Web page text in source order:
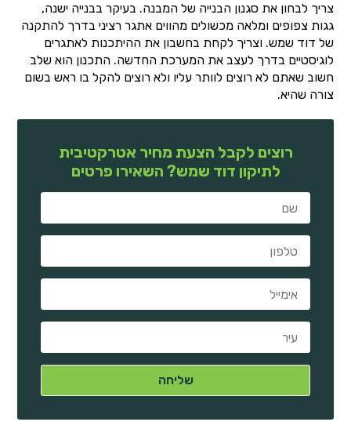
צריך לבחון את סגנון הבנייה של המבנה. בעיקר בבנייה ישנה,
גגות צפופים ומלאה מכשולים מהווים אתגר רציני בדרך להתקנה
של דוד שמש. וצריך לקחת בחשבון את ההיתכנות לאתגרים
לוגיסטיים בדרך לעצב את המערכת החדשה. התכנון הוא שלב
חשוב שאתם לא רוצים לוותר עליו ולא רוצים להקל בו ראש בשום
צורה שהיא.
רוצים לקבל הצעת מחיר אטרקטיבית
לתיקון דוד שמש? השאירו פרטים